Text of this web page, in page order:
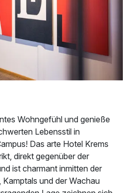
Wohngefühl und genieße
Lebensstil in
Das arte Hotel Krems
direkt gegenüber der
ist charmant inmitten der
und der Wachau